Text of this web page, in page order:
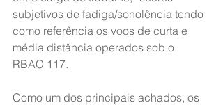
subjetivos de fadiga/sonolência tendo
como referência os voos de curta e
média distância operados sob o
RBAC 117.
Como um dos principais achados, os